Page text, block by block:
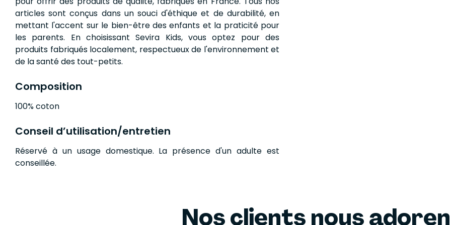
articles sont conçus dans un souci d'éthique et de durabilité, en
mettant l'accent sur le bien-être des enfants et la praticité pour
les parents. En choisissant Sevira Kids, vous optez pour des
produits fabriqués localement, respectueux de l'environnement et
de la santé des tout-petits.
Composition
100% coton
Conseil d’utilisation/entretien
Réservé à un usage domestique. La présence d'un adulte est
conseillée.
Nos clients nous